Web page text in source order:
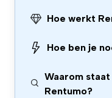
Hoe werkt
Hoe ben je
Waarom
Rentumo?